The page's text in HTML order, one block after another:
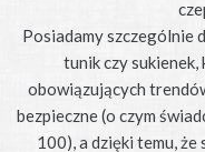
Posiadamy szczególnie
tunik czy sukienek,
obowiązujących
bezpieczne (o czym
100), a dzięki temu,